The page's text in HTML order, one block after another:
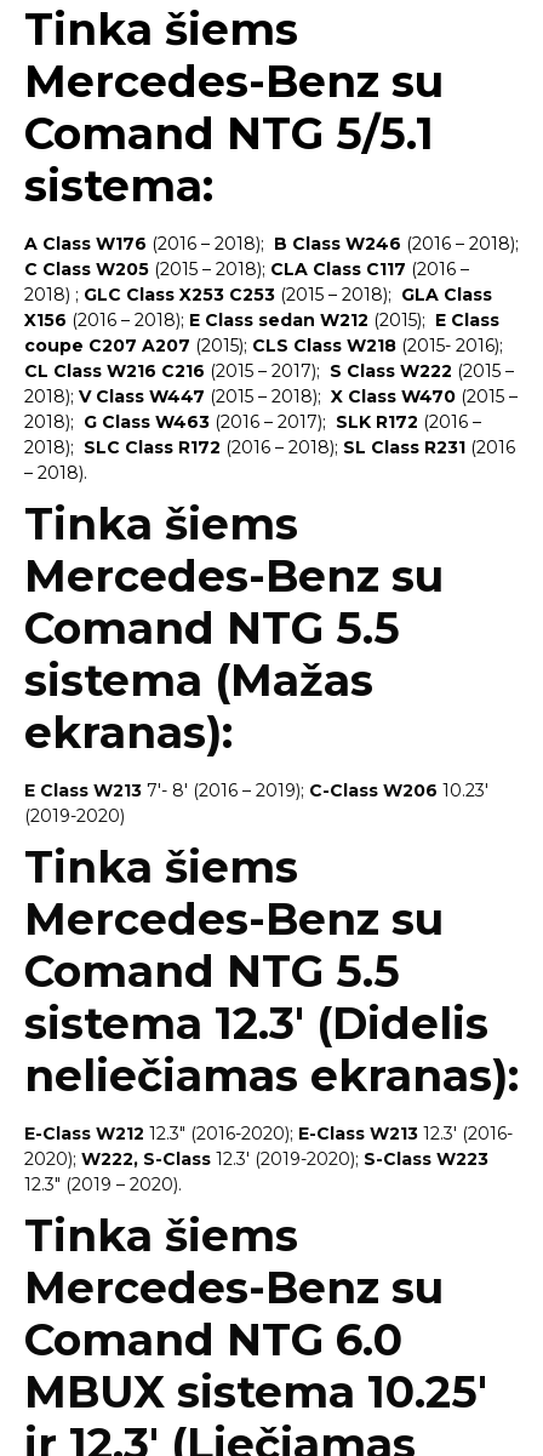
Tinka šiems
Mercedes-Benz su
Comand NTG 5/5.1
sistema:
A Class W176 (2016 – 2018); B Class W246 (2016 – 2018);
C Class W205 (2015 – 2018); CLA Class C117 (2016 –
2018) ; GLC Class X253 C253 (2015 – 2018); GLA Class
X156 (2016 – 2018); E Class sedan W212 (2015); E Class
coupe C207 A207 (2015); CLS Class W218 (2015- 2016);
CL Class W216 C216 (2015 – 2017); S Class W222 (2015 –
2018); V Class W447 (2015 – 2018); X Class W470 (2015 –
2018); G Class W463 (2016 – 2017); SLK R172 (2016 –
2018); SLC Class R172 (2016 – 2018); SL Class R231 (2016
– 2018).
Tinka šiems
Mercedes-Benz su
Comand NTG 5.5
sistema (Mažas
ekranas):
E Class W213 7′- 8′ (2016 – 2019); C-Class W206 10.23′
(2019-2020)
Tinka šiems
Mercedes-Benz su
Comand NTG 5.5
sistema 12.3′ (Didelis
neliečiamas ekranas):
E-Class W212 12.3″ (2016-2020); E-Class W213 12.3′ (2016-
2020); W222, S-Class 12.3′ (2019-2020); S-Class W223
12.3″ (2019 – 2020).
Tinka šiems
Mercedes-Benz su
Comand NTG 6.0
MBUX sistema 10.25′
ir 12.3′ (Liečiamas